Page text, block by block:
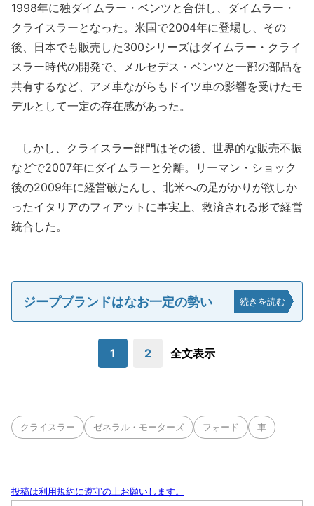
1998年に独ダイムラー・ベンツと合併し、ダイムラー・
クライスラーとなった。米国で2004年に登場し、その
後、日本でも販売した300シリーズはダイムラー・クライ
スラー時代の開発で、メルセデス・ベンツと一部の部品を
共有するなど、アメ車ながらもドイツ車の影響を受けたモ
デルとして一定の存在感があった。
しかし、クライスラー部門はその後、世界的な販売不振
などで2007年にダイムラーと分離。リーマン・ショック
後の2009年に経営破たんし、北米への足がかりが欲しか
ったイタリアのフィアットに事実上、救済される形で経営
統合した。
ジープブランドはなお一定の勢い 続きを読む
1 2 全文表示
クライスラー ゼネラル・モーターズ フォード 車